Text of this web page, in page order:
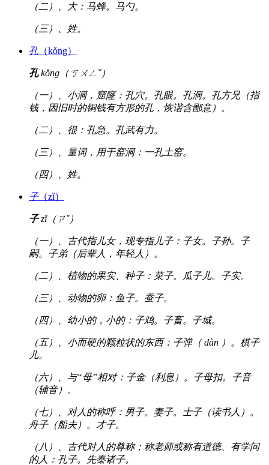
（二）、大：马蜂。马勺。
（三）、姓。
孔 （kǒng）
孔kǒng（ㄎㄨㄥˇ）
（一）、小洞，窟窿：孔穴。孔眼。孔洞。孔方兄（指
钱，因旧时的铜钱有方形的孔，恢谐含鄙意）。
（二）、很：孔急。孔武有力。
（三）、量词，用于窑洞：一孔土窑。
（四）、姓。
子（zǐ）
子zǐ（ㄗˇ）
（一）、古代指儿女，现专指儿子：子女。子孙。子
嗣。子弟（后辈人，年轻人）。
（二）、植物的果实、种子：菜子。瓜子儿。子实。
（三）、动物的卵：鱼子。蚕子。
（四）、幼小的，小的：子鸡。子畜。子城。
（五）、小而硬的颗粒状的东西：子弹（ dàn ）。棋子
儿。
（六）、与“母”相对：子金（利息）。子母扣。子音
（辅音）。
（七）、对人的称呼：男子。妻子。士子（读书人）。
舟子（船夫）。才子。
（八）、古代对人的尊称；称老师或称有道德、有学问
的人：孔子。先秦诸子。